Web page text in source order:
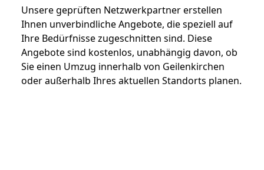
Unsere geprüften Netzwerkpartner erstellen
Ihnen unverbindliche Angebote, die speziell auf
Ihre Bedürfnisse zugeschnitten sind. Diese
Angebote sind kostenlos, unabhängig davon, ob
Sie einen Umzug innerhalb von Geilenkirchen
oder außerhalb Ihres aktuellen Standorts planen.